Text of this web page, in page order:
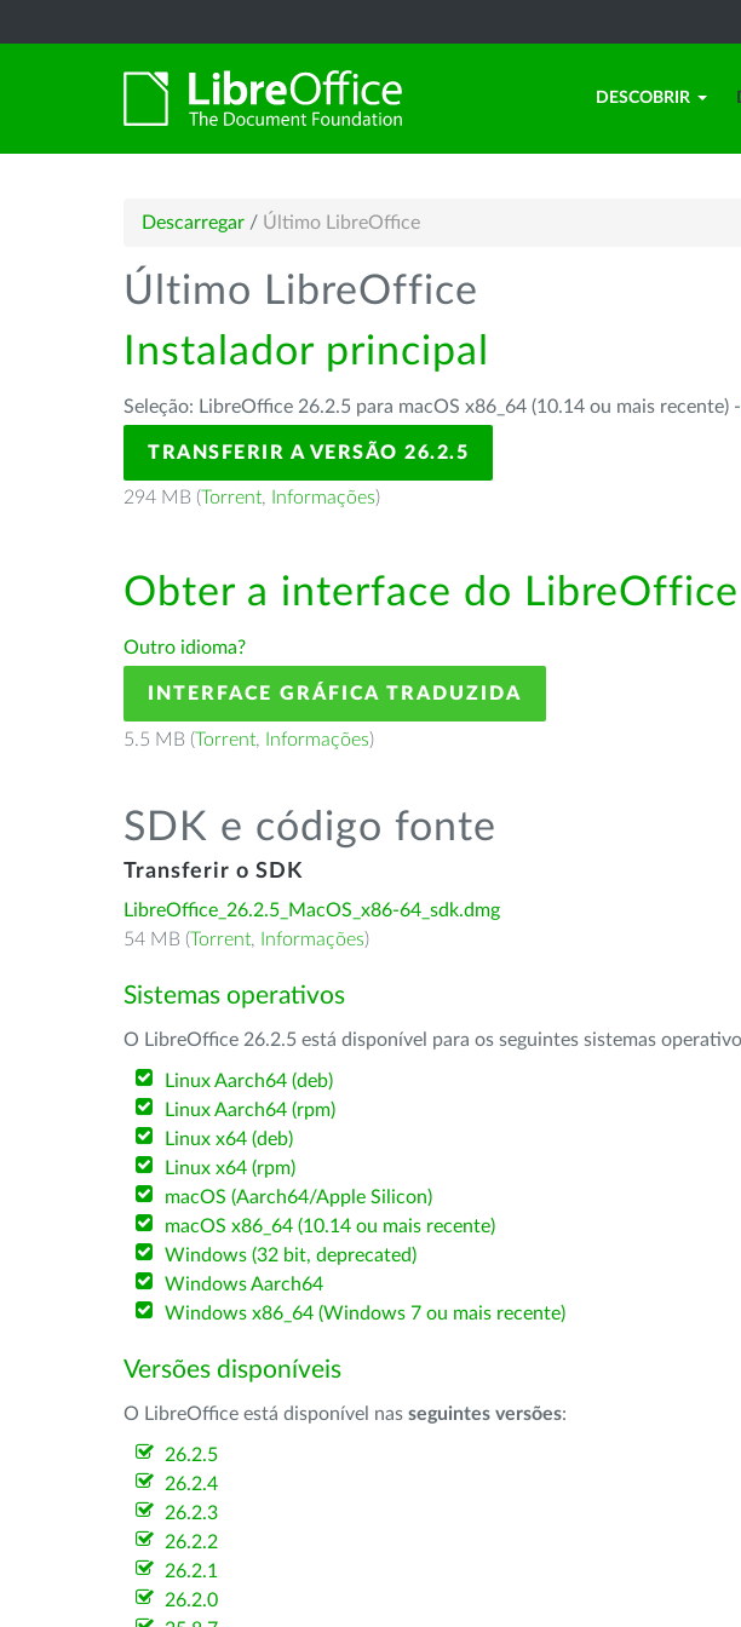
DESCOBRIR
Descarregar / Último LibreOffice
Último LibreOffice
Instalador principal
Seleção: LibreOffice 26.2.5 para macOS x86_64 (10.14 ou mais recente) -
TRANSFERIR A VERSÃO 26.2.5
294 MB (Torrent, Informações)
Obter a interface do
Outro idioma?
INTERFACE GRÁFICA TRADUZIDA
5.5 MB (Torrent, Informações)
SDK e código fonte
Transferir o SDK
LibreOffice_26.2.5_MacOS_x86-64_sdk.dmg
54 MB (Torrent, Informações)
Sistemas operativos
O LibreOffice 26.2.5 está disponível para os seguintes sistemas
Linux Aarch64 (deb)
Linux Aarch64 (rpm)
Linux x64 (deb)
Linux x64 (rpm)
macOS (Aarch64/Apple Silicon)
macOS x86_64 (10.14 ou mais recente)
Windows (32 bit, deprecated)
Windows Aarch64
Windows x86_64 (Windows 7 ou mais recente)
Versões disponíveis
O LibreOffice está disponível nas seguintes versões:
26.2.5
26.2.4
26.2.3
26.2.2
26.2.1
26.2.0